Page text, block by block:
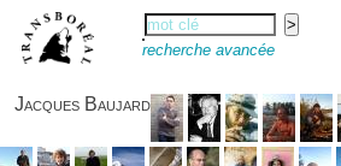
recherche avancée
Jacques Baujard